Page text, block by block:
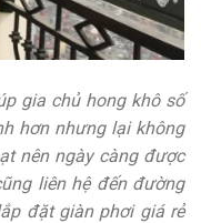
gia chủ hong khô số
hơn nhưng lại không
nên ngày càng được
liên hệ đến đường
đặt giàn phơi giá rẻ